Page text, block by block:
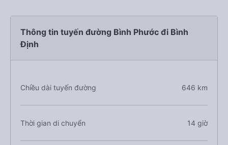
Thông tin tuyến đường Bình Phước đi Bình
Định
Chiều dài tuyến đường 646 km
Thời gian di chuyển 14 giờ